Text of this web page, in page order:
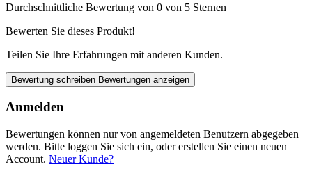
Durchschnittliche Bewertung von 0 von 5 Sternen
Bewerten Sie dieses Produkt!
Teilen Sie Ihre Erfahrungen mit anderen Kunden.
Bewertung schreiben Bewertungen anzeigen
Anmelden
Bewertungen können nur von angemeldeten Benutzern abgegeben
werden. Bitte loggen Sie sich ein, oder erstellen Sie einen neuen
Account. Neuer Kunde?